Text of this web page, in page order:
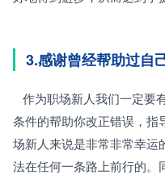
3.感谢曾经帮助过自
条件的帮助你改正错误，指
场新人来说是非常非常幸运
法在任何一条路上前行的。